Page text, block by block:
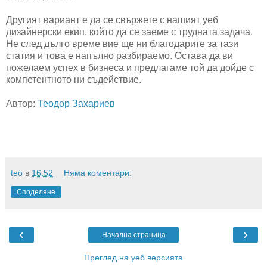
Другият вариант е да се свържете с нашият уеб
дизайнерски екип, който да се заеме с трудната задача.
Не след дълго време вие ще ни благодарите за тази
статия и това е напълно разбираемо. Остава да ви
пожелаем успех в бизнеса и предлагаме той да дойде с
компетентното ни съдействие.
Автор: Теодор Захариев
teo в 16:52 Няма коментари:
Споделяне
‹ ›
Начална страница
Преглед на уеб версията